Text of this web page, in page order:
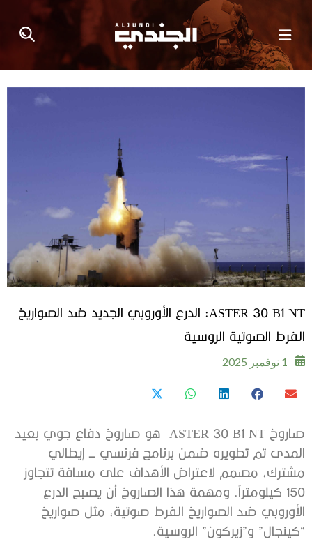
ASTER 30 B1 NT: الدرع الأوروبي الجديد ضد الصواريخ
الفرط الصوتية الروسية
1 نوفمبر 2025
صاروخ ASTER 30 B1 NT هو صاروخ دفاع جوي بعيد
المدى تم تطويره ضمن برنامج فرنسي ـــ إيطالي
مشترك، مصمم لاعتراض الأهداف على مسافة تتجاوز
150 كيلومتراً. ومهمة هذا الصاروخ أن يصبح الدرع
الأوروبي ضد الصواريخ الفرط صوتية، مثل صواريخ
“كينجال” و”زيركون” الروسية.